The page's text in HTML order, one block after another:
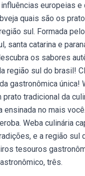
europeias e
quais são os
sul. Formada
santa catarina e
os sabores
região sul do brasil!
gastronômica única!
prato tradicional da
ensinada no mais
Weba culinária
e a região sul
tesouros
três.